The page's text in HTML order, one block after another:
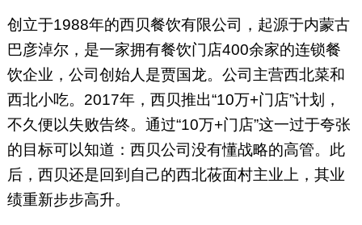
创立于1988年的西贝餐饮有限公司，起源于内蒙古
巴彦淖尔，是一家拥有餐饮门店400余家的连锁餐
饮企业，公司创始人是贾国龙。公司主营西北菜和
西北小吃。2017年，西贝推出“10万+门店”计划，
不久便以失败告终。通过“10万+门店”这一过于夸张
的目标可以知道：西贝公司没有懂战略的高管。此
后，西贝还是回到自己的西北莜面村主业上，其业
绩重新步步高升。